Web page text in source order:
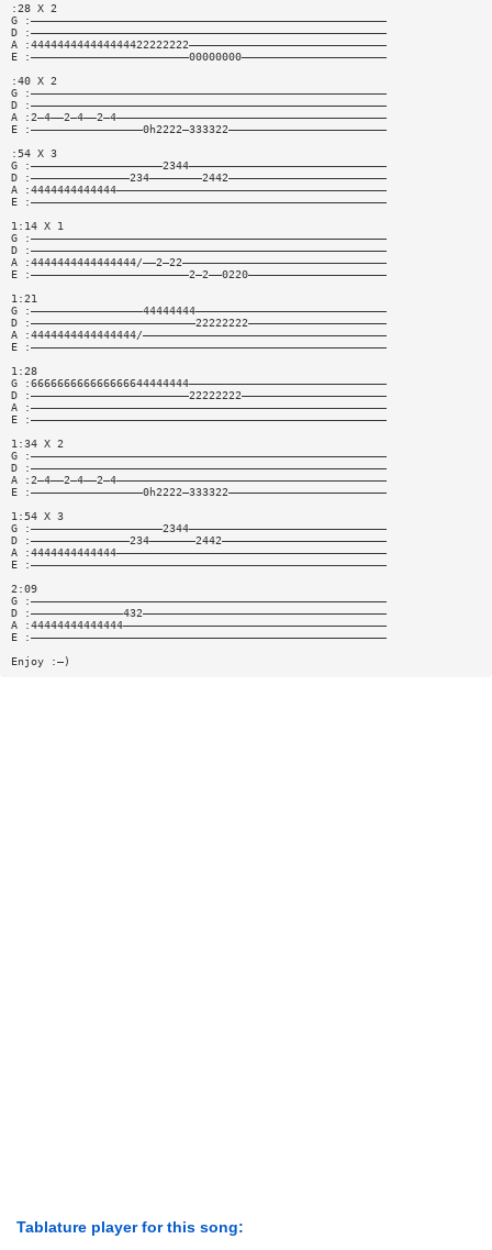
:28 X 2
G :——————————————————————————————————————————————————————
D :——————————————————————————————————————————————————————
A :444444444444444422222222——————————————————————————————
E :————————————————————————00000000——————————————————————
:40 X 2
G :——————————————————————————————————————————————————————
D :——————————————————————————————————————————————————————
A :2—4——2—4——2—4—————————————————————————————————————————
E :—————————————————0h2222—333322————————————————————————
:54 X 3
G :————————————————————2344——————————————————————————————
D :———————————————234————————2442————————————————————————
A :4444444444444—————————————————————————————————————————
E :——————————————————————————————————————————————————————
1:14 X 1
G :——————————————————————————————————————————————————————
D :——————————————————————————————————————————————————————
A :4444444444444444/——2—22———————————————————————————————
E :————————————————————————2—2——0220—————————————————————
1:21
G :—————————————————44444444—————————————————————————————
D :—————————————————————————22222222—————————————————————
A :4444444444444444/—————————————————————————————————————
E :——————————————————————————————————————————————————————
1:28
G :666666666666666644444444——————————————————————————————
D :————————————————————————22222222——————————————————————
A :——————————————————————————————————————————————————————
E :——————————————————————————————————————————————————————
1:34 X 2
G :——————————————————————————————————————————————————————
D :——————————————————————————————————————————————————————
A :2—4——2—4——2—4—————————————————————————————————————————
E :—————————————————0h2222—333322————————————————————————
1:54 X 3
G :————————————————————2344——————————————————————————————
D :———————————————234———————2442—————————————————————————
A :4444444444444—————————————————————————————————————————
E :——————————————————————————————————————————————————————
2:09
G :——————————————————————————————————————————————————————
D :——————————————432—————————————————————————————————————
A :44444444444444————————————————————————————————————————
E :——————————————————————————————————————————————————————
Enjoy :—)
Tablature player for this song: